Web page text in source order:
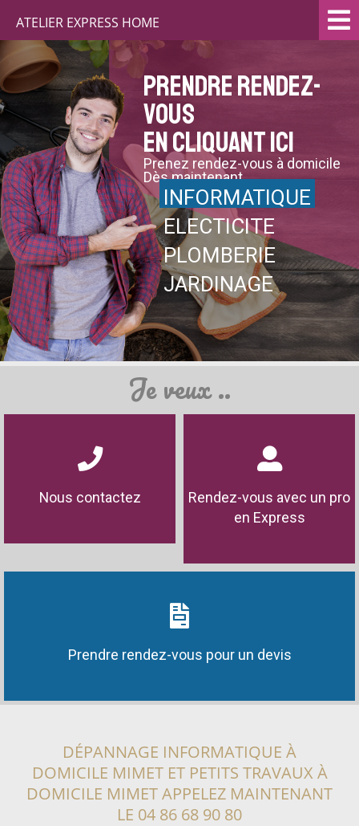
ATELIER EXPRESS HOME
Prendre rendez-
vous
en cliquant ici
Prenez rendez-vous à domicile
Dès maintenant
INFORMATIQUE
ELECTICITE
PLOMBERIE
JARDINAGE
Je veux ..
Nous contactez
Rendez-vous avec un pro
en Express
Prendre rendez-vous pour un devis
DÉPANNAGE INFORMATIQUE À
DOMICILE MIMET ET PETITS TRAVAUX À
DOMICILE MIMETAPPELEZ MAINTENANT
LE 04 86 68 90 80